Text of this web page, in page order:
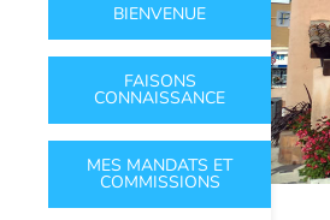
BIENVENUE
FAISONS
CONNAISSANCE
MES MANDATS ET
COMMISSIONS